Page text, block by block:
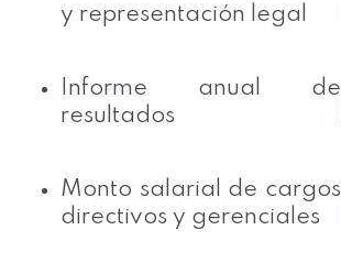
y representación legal
Informe anual de
resultados
Monto salarial de cargos
directivos y gerenciales